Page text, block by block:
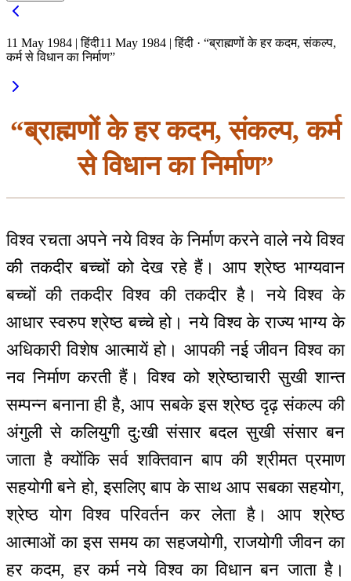
11 May 1984 | हिंदी11 May 1984 | हिंदी · “ब्राह्मणों के हर कदम, संकल्प,
कर्म से विधान का निर्माण”
“ब्राह्मणों के हर कदम, संकल्प, कर्म
से विधान का निर्माण”
विश्व रचता अपने नये विश्व के निर्माण करने वाले नये विश्व
की तकदीर बच्चों को देख रहे हैं। आप श्रेष्ठ भाग्यवान
बच्चों की तकदीर विश्व की तकदीर है। नये विश्व के
आधार स्वरुप श्रेष्ठ बच्चे हो। नये विश्व के राज्य भाग्य के
अधिकारी विशेष आत्मायें हो। आपकी नई जीवन विश्व का
नव निर्माण करती हैं। विश्व को श्रेष्ठाचारी सुखी शान्त
सम्पन्न बनाना ही है, आप सबके इस श्रेष्ठ दृढ़ संकल्प की
अंगुली से कलियुगी दु:खी संसार बदल सुखी संसार बन
जाता है क्योंकि सर्व शक्तिवान बाप की श्रीमत प्रमाण
सहयोगी बने हो, इसलिए बाप के साथ आप सबका सहयोग,
श्रेष्ठ योग विश्व परिवर्तन कर लेता है। आप श्रेष्ठ
आत्माओं का इस समय का सहजयोगी, राजयोगी जीवन का
हर कदम, हर कर्म नये विश्व का विधान बन जाता है।